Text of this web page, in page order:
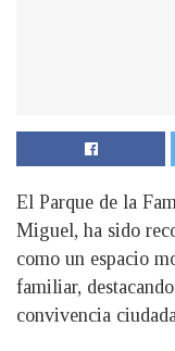
El Parque de la
Miguel, ha sido
como un espacio
familiar,
convivencia